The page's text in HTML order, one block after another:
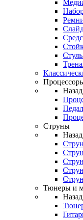
Назад
Струны
Назад
Тюнеры и
Назад